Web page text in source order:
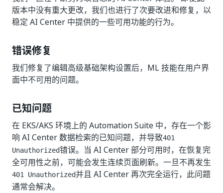
版本中没有重大更改，我们也进行了次要改进和修复，以
稳定 AI Center 中提供的一些可用功能的行为。
错误修复
我们修复了编辑高级基础架构设置后，ML 技能在用户界
面中不可用的问题。
已知问题
在 EKS/AKS 环境上的 Automation Suite 中，存在一个影
响 AI Center 数据检索的已知问题，并导致401
Unauthorized错误。当 AI Center 部分可用时，在恢复完
全可用性之前，可能会发生连续页面刷新。一旦不再发生
401 Unauthorized并且 AI Center 再次完全运行，此问题
通常会解决。